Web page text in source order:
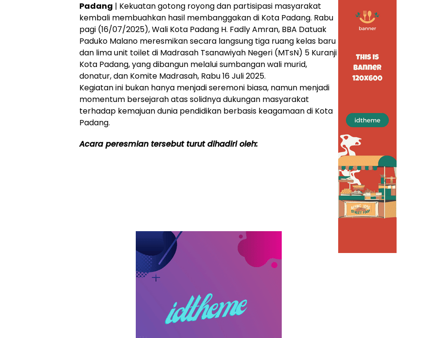
Padang | Kekuatan gotong royong dan partisipasi masyarakat
kembali membuahkan hasil membanggakan di Kota Padang. Rabu
pagi (16/07/2025), Wali Kota Padang H. Fadly Amran, BBA Datuak
Paduko Malano meresmikan secara langsung tiga ruang kelas baru
dan lima unit toilet di Madrasah Tsanawiyah Negeri (MTsN) 5 Kuranji
Kota Padang, yang dibangun melalui sumbangan wali murid,
donatur, dan Komite Madrasah, Rabu 16 Juli 2025.
Kegiatan ini bukan hanya menjadi seremoni biasa, namun menjadi
momentum bersejarah atas solidnya dukungan masyarakat
terhadap kemajuan dunia pendidikan berbasis keagamaan di Kota
Padang.
Acara peresmian tersebut turut dihadiri oleh: